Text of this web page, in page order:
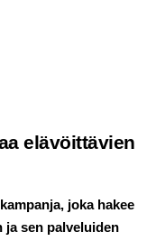
elävöittävien
joka hakee
ja sen palveluiden